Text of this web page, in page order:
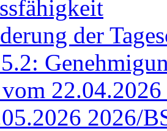
der
2026/